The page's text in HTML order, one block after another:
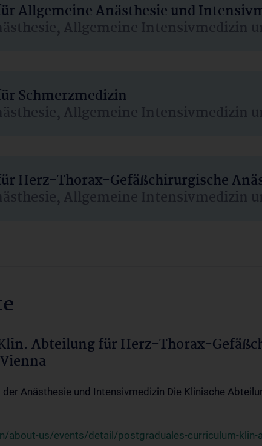
Allgemeine Anästhesie und
Allgemeine Intensivmedizin
Schmerzmedizin
Allgemeine Intensivmedizin
Herz-Thorax-Gefäßchirurgische
Allgemeine Intensivmedizin
Abteilung für Herz-Thorax-
Anästhesie und Intensivmedizin Die Klinische
about-us/events/detail/postgraduales-curriculum-klin-